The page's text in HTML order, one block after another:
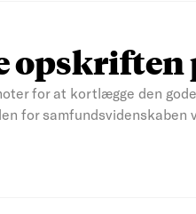
for at kortlægge den
for samfundsvidenskaben